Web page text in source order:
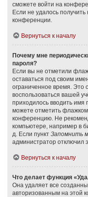
сможете войти на
Если не удалось
конференции.
Вернуться к началу
Почему мне
пароля?
Если вы не отметили
оставаться под своим
ограниченное время. Это
воспользоваться вашей
приходилось вводить имя
можете отметить флажком
конференцию. Не
компьютере, например в
д. Если пункт Запомнить
администратор отключил
Вернуться к началу
Что делает функция
Она удаляет все
авторизованным на этой